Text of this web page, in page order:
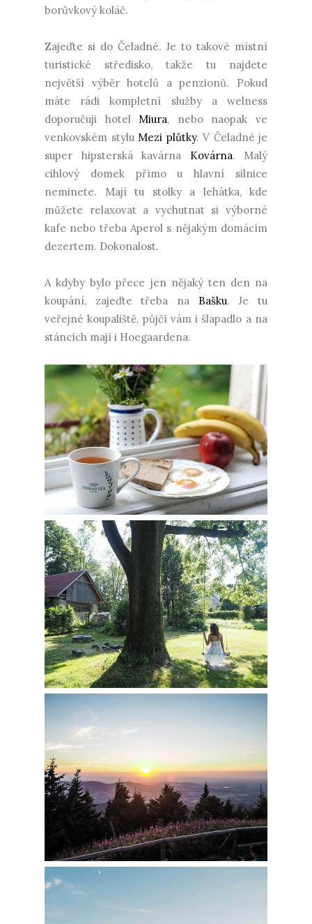
borůvkový koláč.
Zajeďte si do Čeladné. Je to takové místní
turistické středisko, takže tu najdete
největší výběr hotelů a penzionů. Pokud
máte rádi kompletní služby a welness
doporučuji hotel Miura, nebo naopak ve
venkovském stylu Mezi plůtky. V Čeladné je
super hipsterská kavárna Kovárna. Malý
cihlový domek přímo u hlavní silnice
neminete. Mají tu stolky a lehátka, kde
můžete relaxovat a vychutnat si výborné
kafe nebo třeba Aperol s nějakým domácím
dezertem. Dokonalost.
A kdyby bylo přece jen nějaký ten den na
koupání, zajeďte třeba na Bašku. Je tu
veřejné koupaliště, půjčí vám i šlapadlo a na
stáncích mají i Hoegaardena.